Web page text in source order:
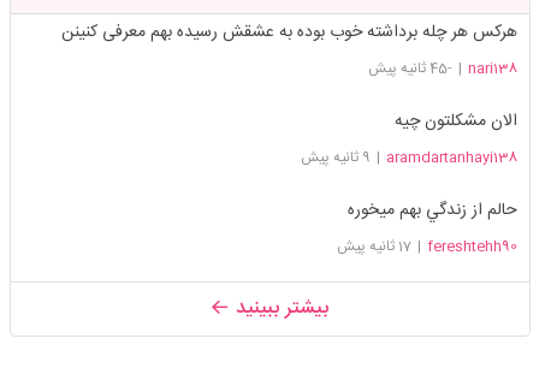
هرکس هر چله برداشته خوب بوده به عشقش رسیده بهم معرفی کنینن
nari138
| -45 ثانیه پیش
الان مشکلتون چیه
aramdartanhayi138
| 9 ثانیه پیش
حالم از زندگي بهم ميخوره
fereshtehh90
| 17 ثانیه پیش
بیشتر ببینید